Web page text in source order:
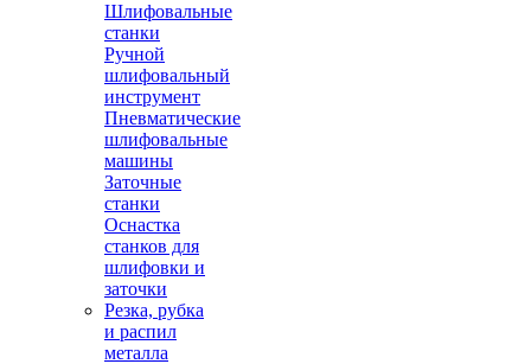
Шлифовальные
станки
Ручной
шлифовальный
инструмент
Пневматические
шлифовальные
машины
Заточные
станки
Оснастка
станков для
шлифовки и
заточки
Резка, рубка
и распил
металла